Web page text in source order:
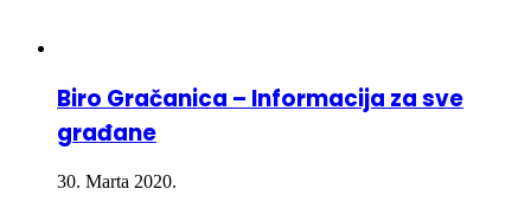
Biro Gračanica – Informacija za sve
građane
30. Marta 2020.